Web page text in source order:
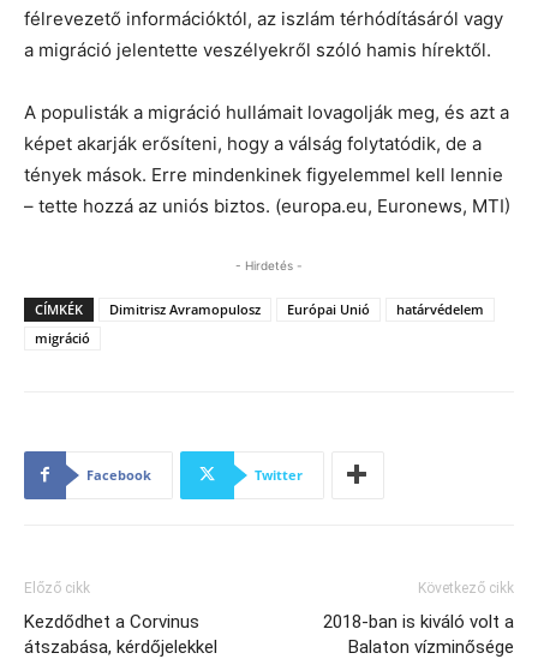
félrevezető információktól, az iszlám térhódításáról vagy
a migráció jelentette veszélyekről szóló hamis hírektől.
A populisták a migráció hullámait lovagolják meg, és azt a
képet akarják erősíteni, hogy a válság folytatódik, de a
tények mások. Erre mindenkinek figyelemmel kell lennie
– tette hozzá az uniós biztos. (europa.eu, Euronews, MTI)
- Hirdetés -
CÍMKÉK Dimitrisz Avramopulosz Európai Unió
határvédelem
migráció
Facebook Twitter
Előző cikk
Kezdődhet a Corvinus
átszabása, kérdőjelekkel
Következő cikk
2018-ban is kiváló volt a
Balaton vízminősége